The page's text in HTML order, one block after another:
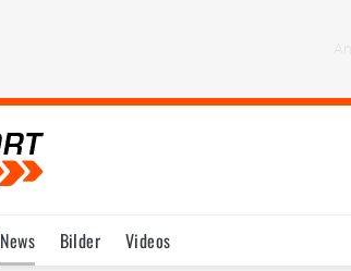
News Bilder Videos